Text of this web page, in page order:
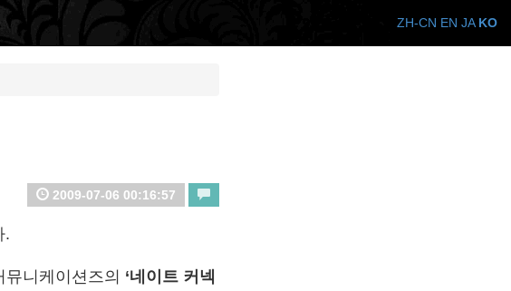
2009-07-06 00:16:57
.
뮤니케이션즈의 ‘네이트 커넥
ZH-CN EN JA KO